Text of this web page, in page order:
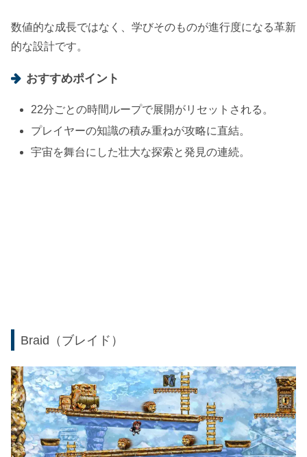
数値的な成長ではなく、学びそのものが進行度になる革新
的な設計です。
おすすめポイント
22分ごとの時間ループで展開がリセットされる。
プレイヤーの知識の積み重ねが攻略に直結。
宇宙を舞台にした壮大な探索と発見の連続。
Braid（ブレイド）